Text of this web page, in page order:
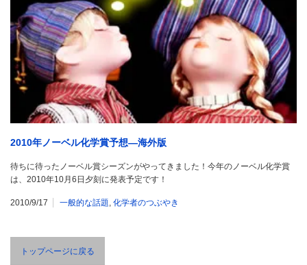
2010年ノーベル化学賞予想―海外版
待ちに待ったノーベル賞シーズンがやってきました！今年のノーベル化学賞
は、2010年10月6日夕刻に発表予定です！
2010/9/17 一般的な話題, 化学者のつぶやき
トップページに戻る